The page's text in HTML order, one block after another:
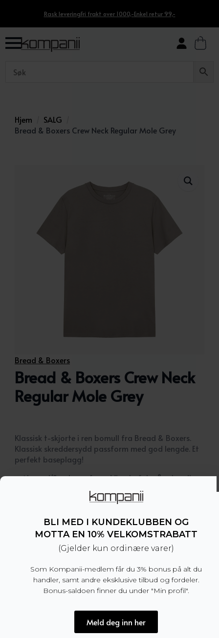
Rask leveringFri frakt over 1000,-Enkel retur 99,-
Hjem
SALG
Bread & Boxers Crew Neck Regular Mole Grey
Bread & Boxers
Bread & Boxers Crew Neck
Regular Mole Grey
Klassisk t-skjorte i ren bomull fra Bread & Boxers.
Klassisk skreddersydd passform med god lengde. Et
perfekt baseplagg!
– Normal/Smal passform. Vi anbefaler å velge din
– Produsert i India
Dette produktet er for tiden utsolgt og
BLI MED I KUNDEKLUBBEN OG
MOTTA EN 10% VELKOMSTRABATT
(Gjelder kun ordinære varer)
Som Kompanii-medlem får du 3% bonus på alt du
handler, samt andre eksklusive tilbud og fordeler.
Bonus-saldoen finner du under "Min profil".
Meld deg inn her